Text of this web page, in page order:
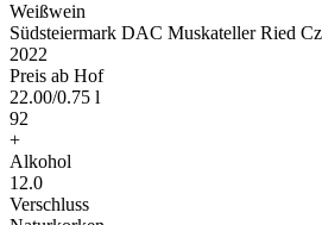
Weißwein
Südsteiermark DAC Muskateller Ried
2022
Preis ab Hof
22.00/0.75 l
92
+
Alkohol
12.0
Verschluss